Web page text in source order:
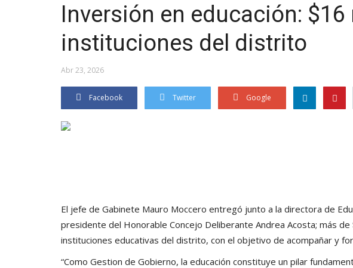
Inversión en educación:
instituciones del distrito
Abr 23, 2026
Facebook Twitter Google
El jefe de Gabinete Mauro Moccero entregó junto a la directora de
presidente del Honorable Concejo Deliberante Andrea Acosta; más
instituciones educativas del distrito, con el objetivo de acompañar y
“Como Gestion de Gobierno, la educación constituye un pilar